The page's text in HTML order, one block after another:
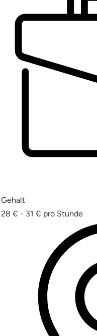
Gehalt
28 € - 31 € pro Stunde